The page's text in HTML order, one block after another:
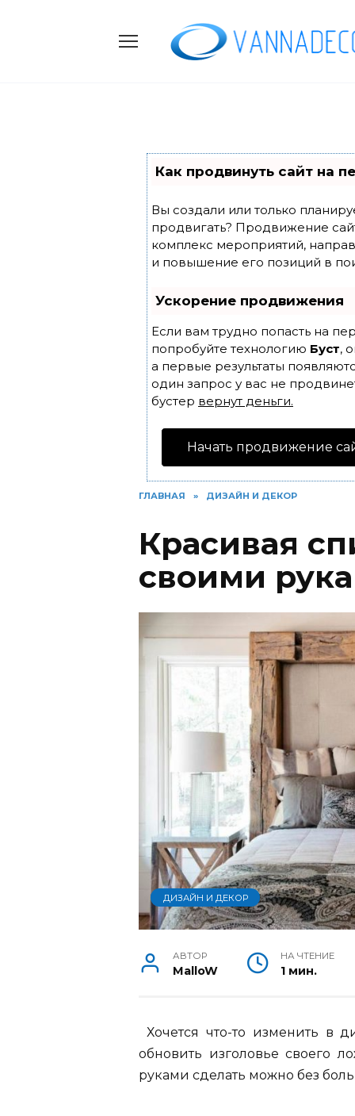
Как продвинуть сайт на
Вы создали или только
продвигать? Продвижение
комплекс мероприятий,
и повышение его позиций в
Ускорение продвижения
Если вам трудно попасть на
попробуйте технологию Буст,
а первые результаты
один запрос у вас не
бустер вернут деньги.
Начать продвижение
ГЛАВНАЯ » ДИЗАЙН И ДЕКОР
Красивая
своими
ДИЗАЙН И ДЕКОР
АВТОР
MalloW
НА ЧТЕНИЕ
1 мин.
Хочется что-то изменить в
обновить изголовье своего
руками сделать можно без